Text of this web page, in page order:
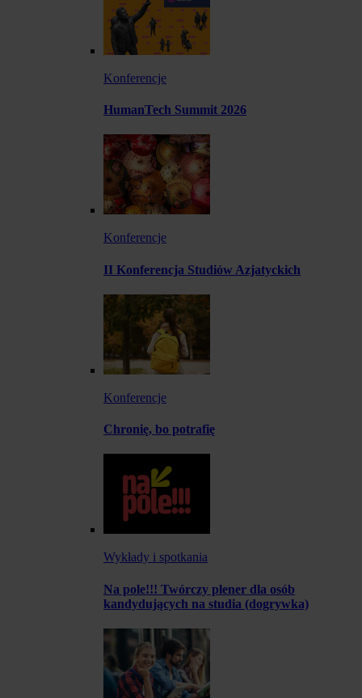
Konferencje
HumanTech Summit 2026
Konferencje
II Konferencja Studiów Azjatyckich
Konferencje
Chronię, bo potrafię
Wykłady i spotkania
Na pole!!! Twórczy plener dla osób
kandydujących na studia (dogrywka)